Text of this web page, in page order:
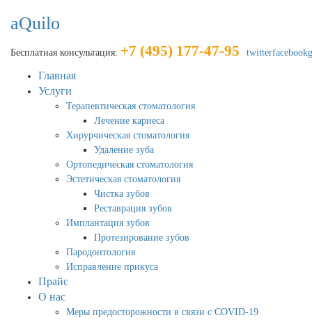
aQuilo
Бесплатная консультация: +7 (495) 177-47-95 twitterfacebook
Главная
Услуги
Терапевтическая стоматология
Лечение кариеса
Хирурчическая стоматология
Удаление зуба
Ортопедическая стоматология
Эстетическая стоматология
Чистка зубов
Реставрация зубов
Имплантация зубов
Протезирование зубов
Пародонтология
Исправление прикуса
Прайс
О нас
Меры предосторожности в связи с COVID-19